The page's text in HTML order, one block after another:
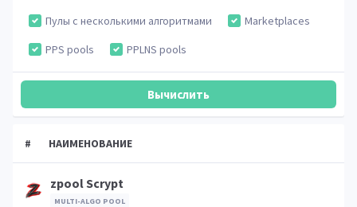
Пулы с несколькими алгоритмами
Marketplaces
PPS pools
PPLNS pools
# НАИМЕНОВАНИЕ
zpool Scrypt
MULTI-ALGO POOL